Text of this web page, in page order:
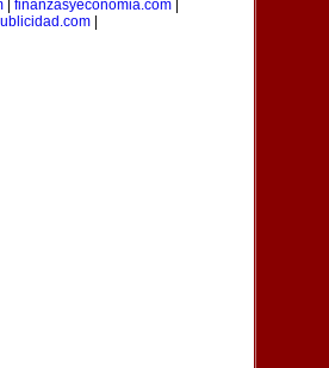
| finanzasyeconomia.com|